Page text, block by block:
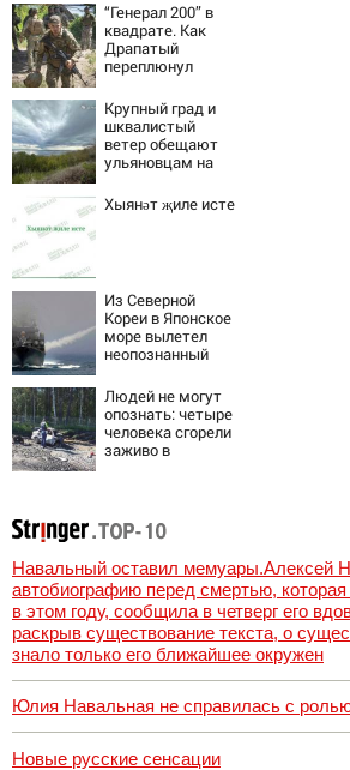
“Генерал 200” в
квадрате. Как
Драпатый
переплюнул
Крупный град и
шквалистый
ветер обещают
ульяновцам на
Хыянәт җиле исте
Из Северной
Кореи в Японское
море вылетел
неопознанный
Людей не могут
опознать: четыре
человека сгорели
заживо в
Новости
Навальный оставил мемуары.Алексей
автобиографию перед смертью, которая
в этом году, сообщила в четверг его
раскрыв существование текста, о
знало только его ближайшее окружен
Юлия Навальная не справилась с
Новые русские сенсации